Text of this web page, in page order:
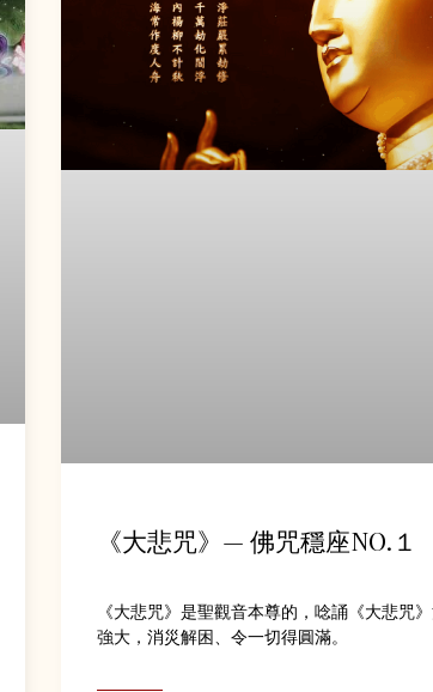
《大悲咒》— 佛咒穩座NO.１
《大悲咒》是聖觀音本尊的，唸誦《大悲咒
強大，消災解困、令一切得圓滿。